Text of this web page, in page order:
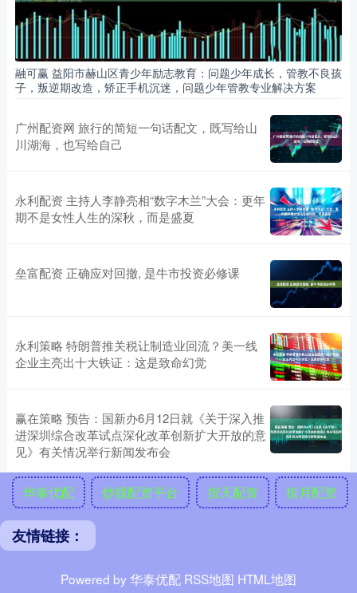
融可赢 益阳市赫山区青少年励志教育：问题少年成长，管教不良孩
子，叛逆期改造，矫正手机沉迷，问题少年管教专业解决方案
广州配资网 旅行的简短一句话配文，既写给山
川湖海，也写给自己
永利配资 主持人李静亮相“数字木兰”大会：更年
期不是女性人生的深秋，而是盛夏
垒富配资 正确应对回撤, 是牛市投资必修课
永利策略 特朗普推关税让制造业回流？美一线
企业主亮出十大铁证：这是致命幻觉
赢在策略 预告：国新办6月12日就《关于深入推
进深圳综合改革试点深化改革创新扩大开放的意
见》有关情况举行新闻发布会
华泰优配 炒股配资平台 按天配资 按月配资
友情链接：
Powered by 华泰优配 RSS地图 HTML地图